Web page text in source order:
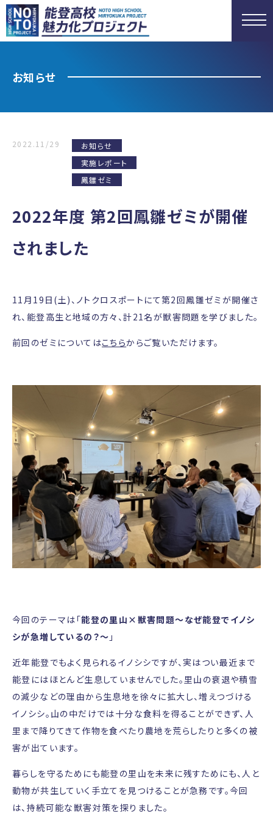
お知らせ
2022.11/29
お知らせ
実施レポート
鳳雛ゼミ
2022年度 第2回鳳雛ゼミが開催
されました
11月19日(土)、ノトクロスポートにて第2回鳳雛ゼミが開催さ
れ、能登高生と地域の方々、計21名が獣害問題を学びました。
前回のゼミについてはこちらからご覧いただけます。
今回のテーマは「能登の里山×獣害問題～なぜ能登でイノシ
シが急増しているの？～ 」
近年能登でもよく見られるイノシシですが、実はつい最近まで
能登にはほとんど生息していませんでした。里山の衰退や積雪
の減少などの理由から生息地を徐々に拡大し、増えつづける
イノシシ。山の中だけでは十分な食料を得ることができず、人
里まで降りてきて作物を食べたり農地を荒らしたりと多くの被
害が出ています。
暮らしを守るためにも能登の里山を未来に残すためにも、人と
動物が共生していく手立てを見つけることが急務です。今回
は、持続可能な獣害対策を探りました。